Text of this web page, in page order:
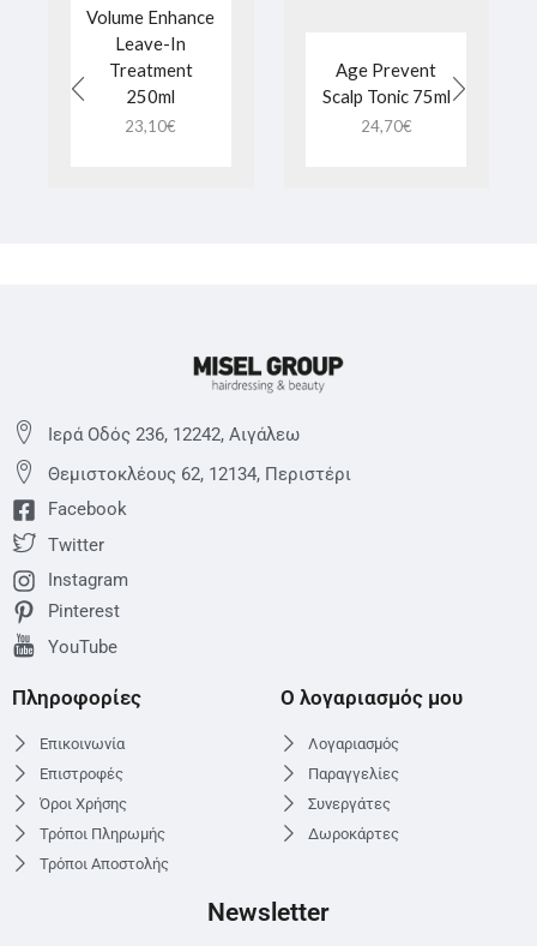
Volume Enhance
Leave-In
Treatment
250ml
23,10€
Age Prevent
Scalp Tonic 75ml
24,70€
Ιερά Οδός 236, 12242, Αιγάλεω
Θεμιστoκλέους 62, 12134, Περιστέρι
Facebook
Twitter
Instagram
Pinterest
YouTube
Πληροφορίες
Επικοινωνία
Επιστροφές
Όροι Χρήσης
Τρόποι Πληρωμής
Τρόποι Αποστολής
Ο λογαριασμός μου
Λογαριασμός
Παραγγελίες
Συνεργάτες
Δωροκάρτες
Newsletter